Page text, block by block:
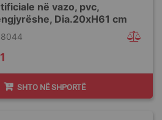
në vazo, pvc,
Dia.20xH61 cm
SHTO NË SHPORTË